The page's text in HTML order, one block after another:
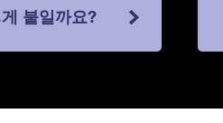
붙일까요?